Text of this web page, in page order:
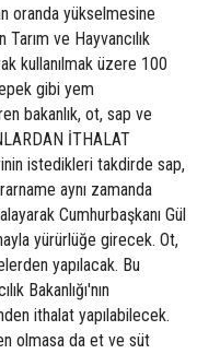
oranda yükselmesine
ve Hayvancılık
kullanılmak üzere 100
gibi yem
bakanlık, ot, sap ve
İTHALAT
istedikleri takdirde sap,
aynı zamanda
Cumhurbaşkanı Gül
yürürlüğe girecek. Ot,
yapılacak. Bu
Bakanlığı'nın
ithalat yapılabilecek.
olmasa da et ve süt